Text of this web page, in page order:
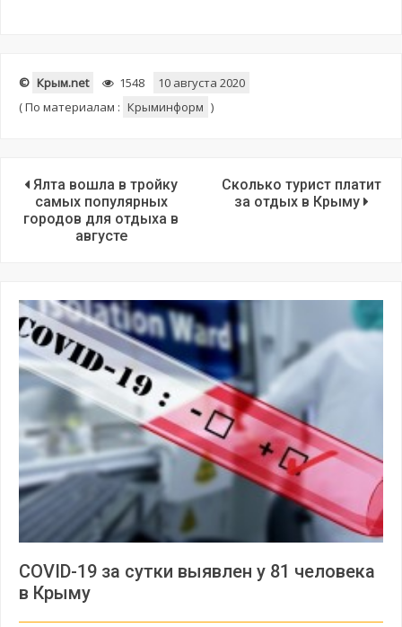
© Крым.net 1548
10 августа 2020
(По материалам : Крыминформ )
Ялта вошла в тройку
самых популярных
городов для отдыха в
августе
Сколько турист платит
за отдых в Крыму
COVID-19 за сутки выявлен у 81 человека
в Крыму